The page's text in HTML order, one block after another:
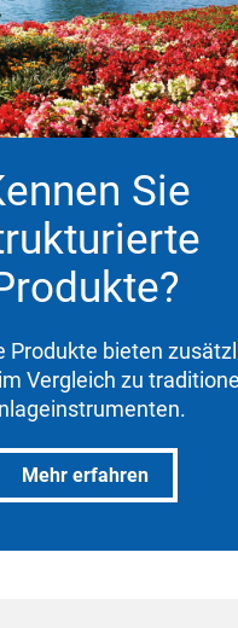
Sie
Produkte bieten
Vergleich zu
Mehr erfahren